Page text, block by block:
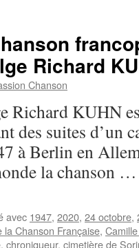
Richard
Chanson
Richard KUHN
des suites d’un
à Berlin en
la chanson
avec 1947, 2020, 24 octobre,
la Chanson Française,
, chroniqueur, cimetière de